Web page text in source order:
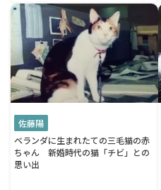
佐藤陽
ベランダに生まれたての三毛猫の赤
ちゃん 新婚時代の猫「チビ」との
思い出